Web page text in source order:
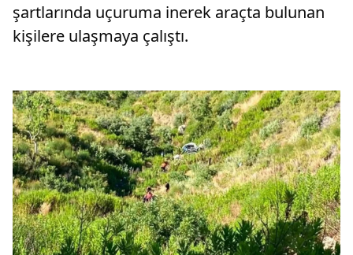
şartlarında uçuruma inerek araçta bulunan
kişilere ulaşmaya çalıştı.